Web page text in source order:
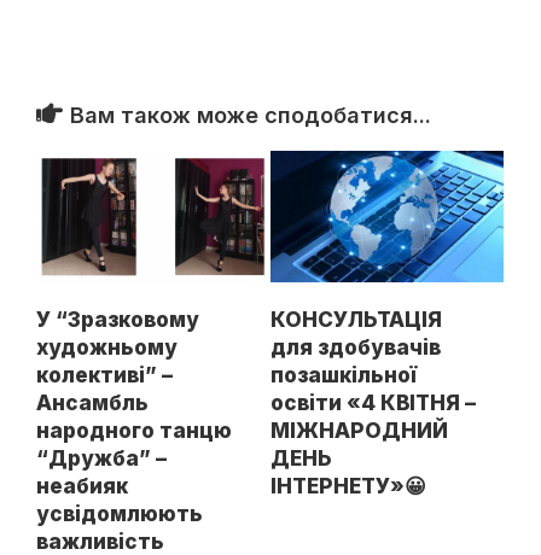
Вам також може сподобатися...
У “Зразковому
художньому
колективі” –
Ансамбль
народного танцю
“Дружба” –
неабияк
усвідомлюють
важливість
КОНСУЛЬТАЦІЯ
для здобувачів
позашкільної
освіти «4 КВІТНЯ –
МІЖНАРОДНИЙ
ДЕНЬ
ІНТЕРНЕТУ»😀